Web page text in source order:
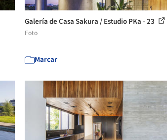
Galería de Casa Sakura / Estudio PKa - 23
Foto
Marcar